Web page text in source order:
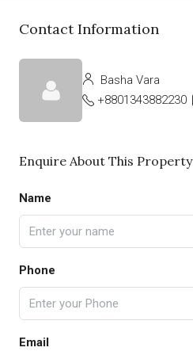
Contact Information
Basha Vara
+8801343882230
Enquire About This Property
Name
Phone
Email